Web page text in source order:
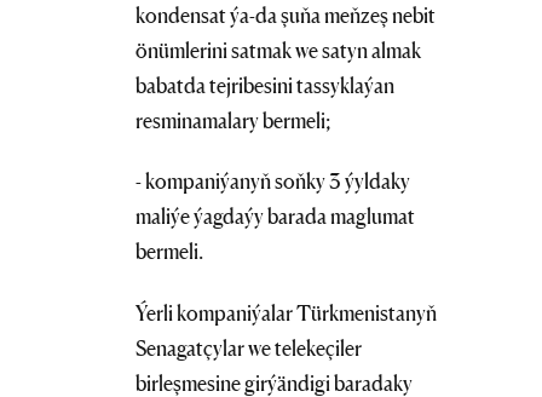
kondensat ýa-da şuňa meňzeş nebit
önümlerini satmak we satyn almak
babatda tejribesini tassyklaýan
resminamalary bermeli;
- kompaniýanyň soňky 3 ýyldaky
maliýe ýagdaýy barada maglumat
bermeli.
Ýerli kompaniýalar Türkmenistanyň
Senagatçylar we telekeçiler
birleşmesine girýändigi baradaky